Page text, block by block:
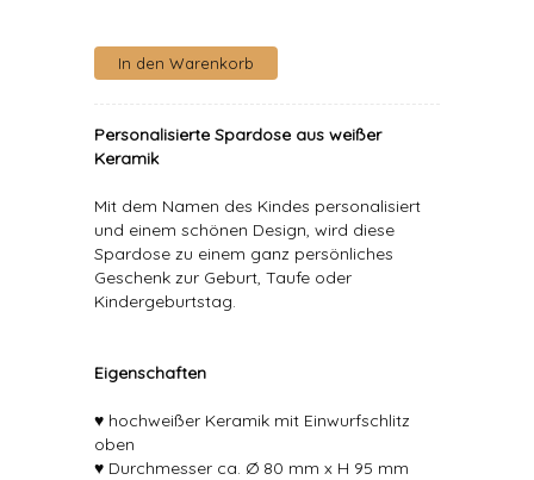
Personalisierte Spardose aus weißer
Keramik
Mit dem Namen des Kindes personalisiert
und einem schönen Design, wird diese
Spardose zu einem ganz persönliches
Geschenk zur Geburt, Taufe oder
Kindergeburtstag.
Eigenschaften
♥ hochweißer Keramik mit Einwurfschlitz
oben
♥ Durchmesser ca. Ø 80 mm x H 95 mm